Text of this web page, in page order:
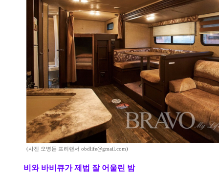
(사진 오병돈 프리랜서 obdlife@gmail.com)
비와 바비큐가 제법 잘 어울린 밤